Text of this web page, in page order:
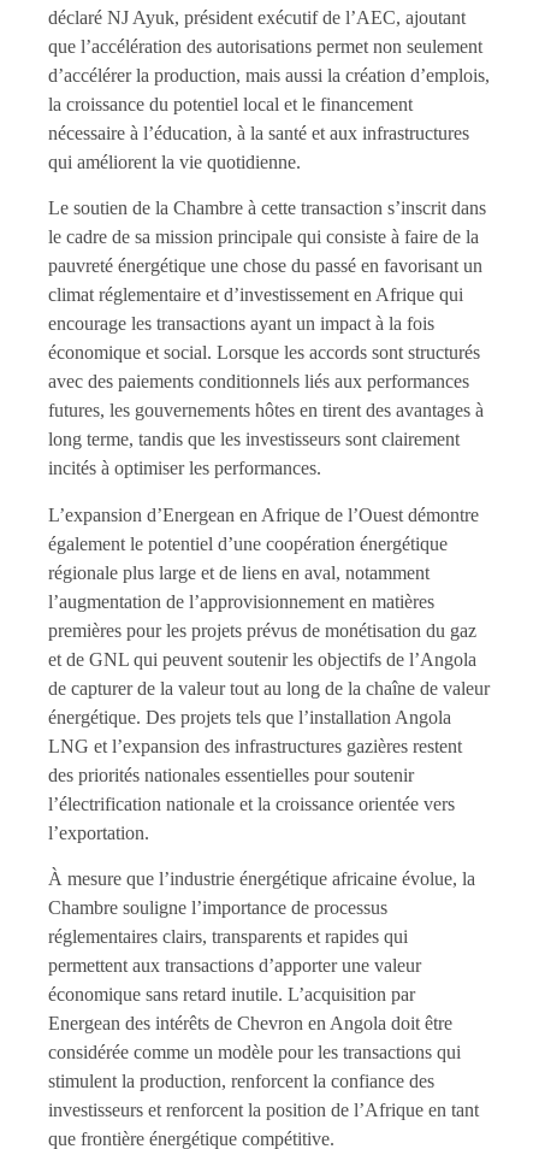
déclaré NJ Ayuk, président exécutif de l’AEC, ajoutant
que l’accélération des autorisations permet non seulement
d’accélérer la production, mais aussi la création d’emplois,
la croissance du potentiel local et le financement
nécessaire à l’éducation, à la santé et aux infrastructures
qui améliorent la vie quotidienne.
Le soutien de la Chambre à cette transaction s’inscrit dans
le cadre de sa mission principale qui consiste à faire de la
pauvreté énergétique une chose du passé en favorisant un
climat réglementaire et d’investissement en Afrique qui
encourage les transactions ayant un impact à la fois
économique et social. Lorsque les accords sont structurés
avec des paiements conditionnels liés aux performances
futures, les gouvernements hôtes en tirent des avantages à
long terme, tandis que les investisseurs sont clairement
incités à optimiser les performances.
L’expansion d’Energean en Afrique de l’Ouest démontre
également le potentiel d’une coopération énergétique
régionale plus large et de liens en aval, notamment
l’augmentation de l’approvisionnement en matières
premières pour les projets prévus de monétisation du gaz
et de GNL qui peuvent soutenir les objectifs de l’Angola
de capturer de la valeur tout au long de la chaîne de valeur
énergétique. Des projets tels que l’installation Angola
LNG et l’expansion des infrastructures gazières restent
des priorités nationales essentielles pour soutenir
l’électrification nationale et la croissance orientée vers
l’exportation.
À mesure que l’industrie énergétique africaine évolue, la
Chambre souligne l’importance de processus
réglementaires clairs, transparents et rapides qui
permettent aux transactions d’apporter une valeur
économique sans retard inutile. L’acquisition par
Energean des intérêts de Chevron en Angola doit être
considérée comme un modèle pour les transactions qui
stimulent la production, renforcent la confiance des
investisseurs et renforcent la position de l’Afrique en tant
que frontière énergétique compétitive.